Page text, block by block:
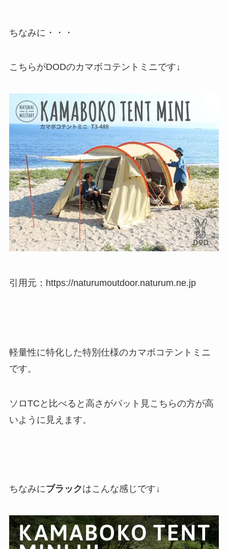
ちなみに・・・
こちらがDODのカマボコテントミニです↓
引用元：https://naturumoutdoor.naturum.ne.jp
軽量性に特化した特別仕様のカマボコテントミニ
です。
ソロTCと比べると高さがパット見こちらの方が高
いように見えます。
ちなみにブラックはこんな感じです↓